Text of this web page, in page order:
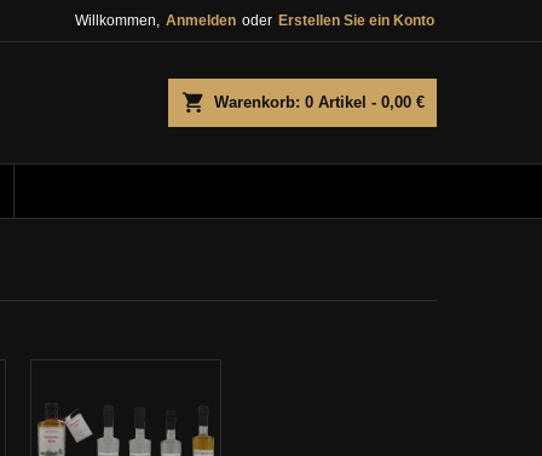
Willkommen, Anmelden oder Erstellen Sie ein Konto
Warenkorb 0 Artikel - 0,00 €